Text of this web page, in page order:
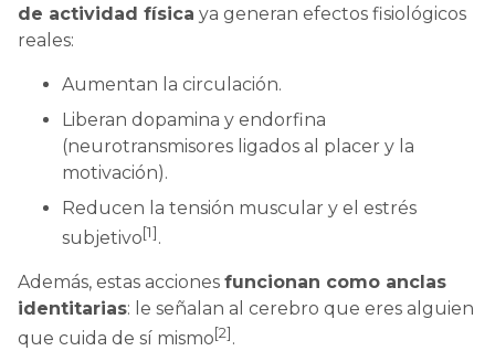
de actividad física ya generan efectos fisiológicos
reales:
Aumentan la circulación.
Liberan dopamina y endorfina
(neurotransmisores ligados al placer y la
motivación).
Reducen la tensión muscular y el estrés
subjetivo[1].
Además, estas acciones funcionan como anclas
identitarias: le señalan al cerebro que eres alguien
que cuida de sí mismo[2].